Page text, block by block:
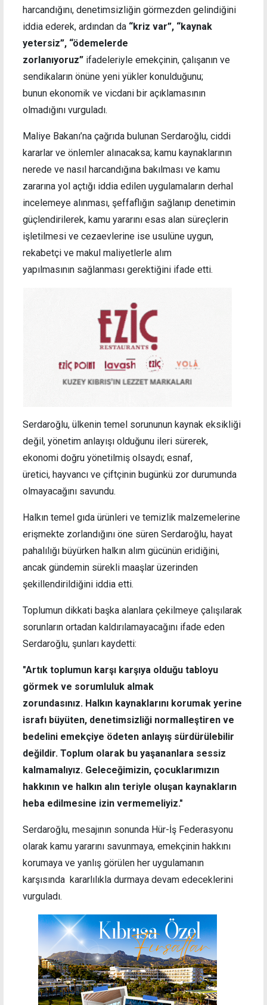
harcandığını, denetimsizliğin görmezden gelindiğini
iddia ederek, ardından da “kriz var”, “kaynak
yetersiz”, “ödemelerde
zorlanıyoruz” ifadeleriyle emekçinin, çalışanın ve
sendikaların önüne yeni yükler konulduğunu;
bunun ekonomik ve vicdani bir açıklamasının
olmadığını vurguladı.
Maliye Bakanı’na çağrıda bulunan Serdaroğlu, ciddi
kararlar ve önlemler alınacaksa; kamu kaynaklarının
nerede ve nasıl harcandığına bakılması ve kamu
zararına yol açtığı iddia edilen uygulamaların derhal
incelemeye alınması, şeffaflığın sağlanıp denetimin
güçlendirilerek, kamu yararını esas alan süreçlerin
işletilmesi ve cezaevlerine ise usulüne uygun,
rekabetçi ve makul maliyetlerle alım
yapılmasının sağlanması gerektiğini ifade etti.
Serdaroğlu, ülkenin temel sorununun kaynak eksikliği
değil, yönetim anlayışı olduğunu ileri sürerek,
ekonomi doğru yönetilmiş olsaydı; esnaf,
üretici, hayvancı ve çiftçinin bugünkü zor durumunda
olmayacağını savundu.
Halkın temel gıda ürünleri ve temizlik malzemelerine
erişmekte zorlandığını öne süren Serdaroğlu, hayat
pahalılığı büyürken halkın alım gücünün eridiğini,
ancak gündemin sürekli maaşlar üzerinden
şekillendirildiğini iddia etti.
Toplumun dikkati başka alanlara çekilmeye çalışılarak
sorunların ortadan kaldırılamayacağını ifade eden
Serdaroğlu, şunları kaydetti:
"Artık toplumun karşı karşıya olduğu tabloyu
görmek ve sorumluluk almak
zorundasınız. Halkın kaynaklarını korumak yerine
israfı büyüten, denetimsizliği normalleştiren ve
bedelini emekçiye ödeten anlayış sürdürülebilir
değildir. Toplum olarak bu yaşananlara sessiz
kalmamalıyız. Geleceğimizin, çocuklarımızın
hakkının ve halkın alın teriyle oluşan kaynakların
heba edilmesine izin vermemeliyiz."
Serdaroğlu, mesajının sonunda Hür-İş Federasyonu
olarak kamu yararını savunmaya, emekçinin hakkını
korumaya ve yanlış görülen her uygulamanın
karşısında kararlılıkla durmaya devam edeceklerini
vurguladı.